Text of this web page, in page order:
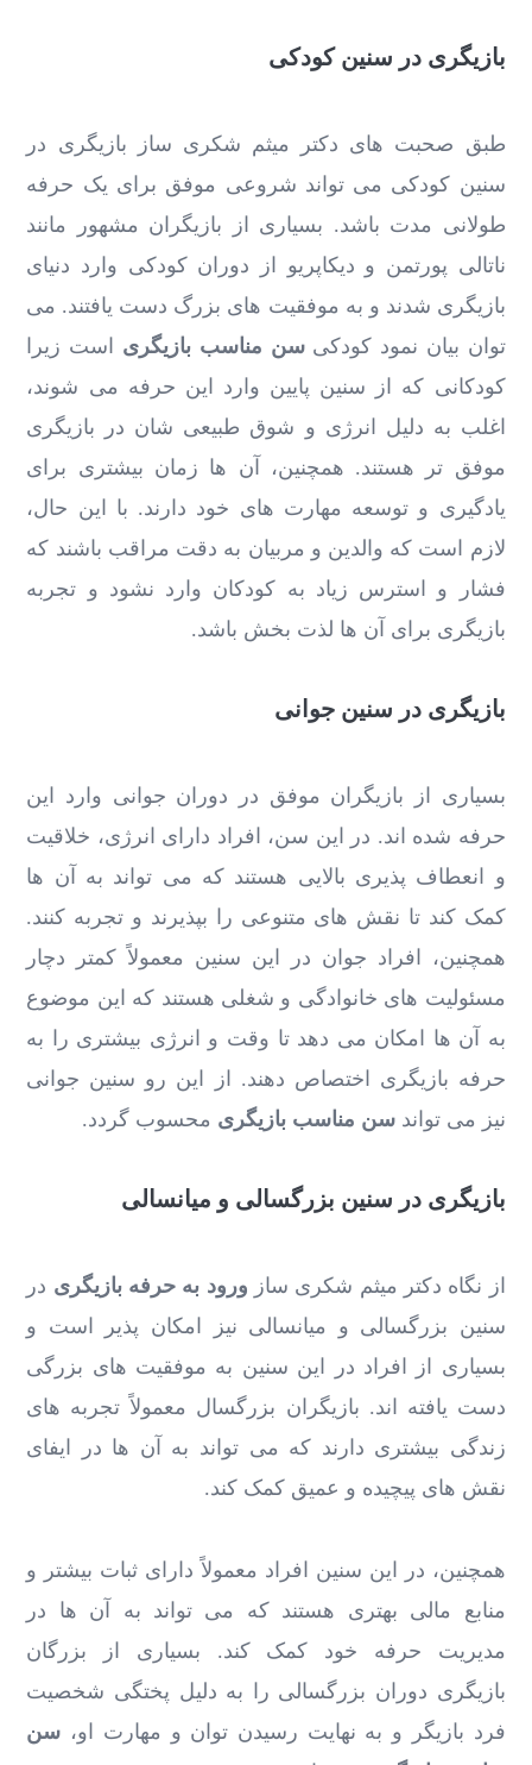
بازیگری در سنین کودکی
طبق صحبت های دکتر میثم شکری ساز بازیگری در
سنین کودکی می ‌تواند شروعی موفق برای یک حرفه
طولانی ‌مدت باشد. بسیاری از بازیگران مشهور مانند
ناتالی پورتمن و دیکاپریو از دوران کودکی وارد دنیای
بازیگری شدند و به موفقیت ‌های بزرگ دست یافتند. می
توان بیان نمود کودکیسن مناسب بازیگری است زیرا
کودکانی که از سنین پایین وارد این حرفه می ‌شوند،
اغلب به دلیل انرژی و شوق طبیعی ‌شان در بازیگری
موفق ‌تر هستند. همچنین، آن ها زمان بیشتری برای
یادگیری و توسعه مهارت ‌های خود دارند. با این حال،
لازم است که والدین و مربیان به دقت مراقب باشند که
فشار و استرس زیاد به کودکان وارد نشود و تجربه
بازیگری برای آن ها لذت ‌بخش باشد.
بازیگری در سنین جوانی
بسیاری از بازیگران موفق در دوران جوانی وارد این
حرفه شده‌ اند. در این سن، افراد دارای انرژی، خلاقیت
و انعطاف ‌پذیری بالایی هستند که می ‌تواند به آن ها
کمک کند تا نقش‌ های متنوعی را بپذیرند و تجربه کنند.
همچنین، افراد جوان در این سنین معمولاً کمتر دچار
مسئولیت ‌های خانوادگی و شغلی هستند که این موضوع
به آن ها امکان می ‌دهد تا وقت و انرژی بیشتری را به
حرفه بازیگری اختصاص دهند. از این رو سنین جوانی
نیز می تواندسن مناسب بازیگری محسوب گردد.
بازیگری در سنین بزرگسالی و میانسالی
از نگاه دکتر میثم شکری ساز ورود به حرفه بازیگری در
سنین بزرگسالی و میانسالی نیز امکان ‌پذیر است و
بسیاری از افراد در این سنین به موفقیت ‌های بزرگی
دست یافته ‌اند. بازیگران بزرگسال معمولاً تجربه‌ های
زندگی بیشتری دارند که می ‌تواند به آن ها در ایفای
نقش ‌های پیچیده و عمیق کمک کند.
همچنین، در این سنین افراد معمولاً دارای ثبات بیشتر و
منابع مالی بهتری هستند که می ‌تواند به آن ها در
مدیریت حرفه خود کمک کند. بسیاری از بزرگان
بازیگری دوران بزرگسالی را به دلیل پختگی شخصیت
فرد بازیگر و به نهایت رسیدن توان و مهارت او، سن